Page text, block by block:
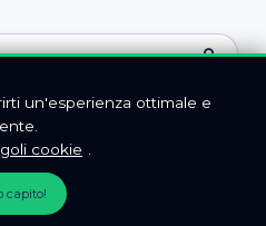
Non iscritto
un'esperienza ottimale e
cookie
capito!